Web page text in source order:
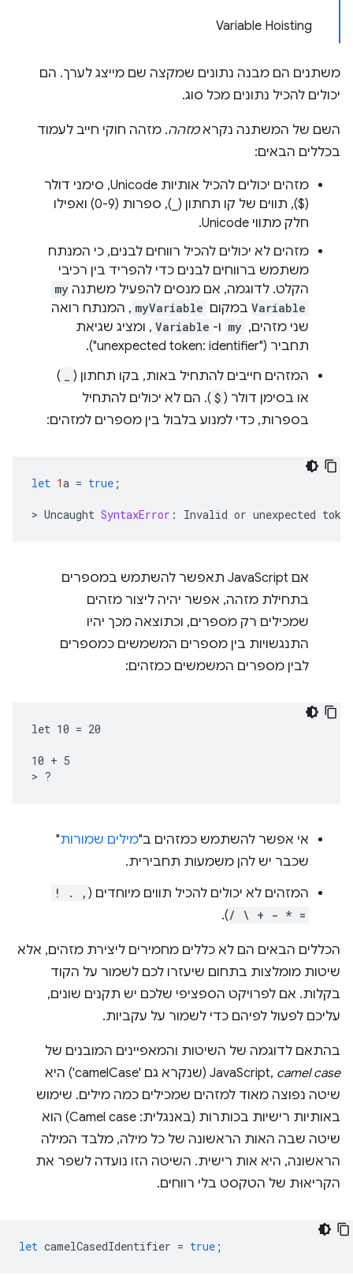
Variable Hoisting
משתנים הם מבנה נתונים שמקצה שם מייצג לערך. הם
יכולים להכיל נתונים מכל סוג.
השם של המשתנה נקראמזהה. מזהה חוקי חייב לעמוד
בכללים הבאים:
מזהים יכולים להכיל אותיות Unicode, סימני דולר
($), תווים של קו תחתון (_), ספרות (0-9) ואפילו
חלק מתווי Unicode.
מזהים לא יכולים להכיל רווחים לבנים, כי המנתח
משתמש ברווחים לבנים כדי להפריד בין רכיבי
הקלט. לדוגמה, אם מנסים להפעיל משתנה my
Variable במקום myVariable , המנתח רואה
שני מזהים, my ו- Variable , ומציג שגיאת
תחביר (‎"unexpected token: identifier"‎).
המזהים חייבים להתחיל באות, בקו תחתון (
)
או בסימן דולר ( $ ). הם לא יכולים להתחיל
בספרות, כדי למנוע בלבול בין מספרים למזהים:
let 1a = true ;
> Uncaught SyntaxError : Invalid or unexpected token
אם JavaScript תאפשר להשתמש במספרים
בתחילת מזהה, אפשר יהיה ליצור מזהים
שמכילים רק מספרים, וכתוצאה מכך יהיו
התנגשויות בין מספרים המשמשים כמספרים
לבין מספרים המשמשים כמזהים:
let 10 = 20
10 + 5
אי אפשר להשתמש כמזהים ב"מילים שמורות"
שכבר יש להן משמעות תחבירית.
המזהים לא יכולים להכיל תווים מיוחדים ( ! . ,
/ \ + - * =
).
הכללים הבאים הם לא כללים מחמירים ליצירת מזהים, אלא
שיטות מומלצות בתחום שיעזרו לכם לשמור על הקוד
בקלות. אם לפרויקט הספציפי שלכם יש תקנים שונים,
עליכם לפעול לפיהם כדי לשמור על עקביות.
בהתאם לדוגמה של השיטות והמאפיינים המובנים של
JavaScript, camel case
(שנקרא גם 'camelCase') היא
שיטה נפוצה מאוד למזהים שמכילים כמה מילים. שימוש
באותיות רישיות בכותרות (באנגלית: Camel case) הוא
שיטה שבה האות הראשונה של כל מילה, מלבד המילה
הראשונה, היא אות רישית. השיטה הזו נועדה לשפר את
הקריאוּת של הטקסט בלי רווחים.
let camelCasedIdentifier = true ;